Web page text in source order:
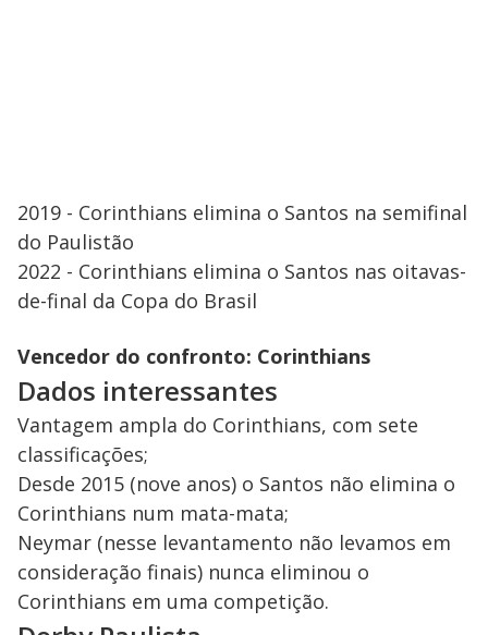
2019 - Corinthians elimina o Santos na semifinal
do Paulistão
2022 - Corinthians elimina o Santos nas oitavas-
de-final da Copa do Brasil
Vencedor do confronto: Corinthians
Dados interessantes
Vantagem ampla do Corinthians, com sete
classificações;
Desde 2015 (nove anos) o Santos não elimina o
Corinthians num mata-mata;
Neymar (nesse levantamento não levamos em
consideração finais) nunca eliminou o
Corinthians em uma competição.